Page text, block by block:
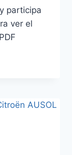
participa
ver el